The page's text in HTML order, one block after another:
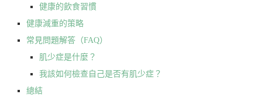
健康的飲食習慣
健康減重的策略
常見問題解答（FAQ）
肌少症是什麼？
我該如何檢查自己是否有肌少症？
總結